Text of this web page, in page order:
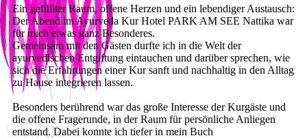
Ein gefüllter Raum, offene Herzen und ein lebendiger Austausch:
Der Abend im Ayurveda Kur Hotel PARK AM SEE Nattika war
für mich etwas ganz Besonderes.
Gemeinsam mit den Gästen durfte ich in die Welt der
ayurvedischen Entgiftung eintauchen und darüber sprechen, wie
sich die Erfahrungen einer Kur sanft und nachhaltig in den Alltag
zu Hause integrieren lassen.
Besonders berührend war das große Interesse der Kurgäste und
die offene Fragerunde, in der Raum für persönliche Anliegen
entstand. Dabei konnte ich tiefer in mein Buch